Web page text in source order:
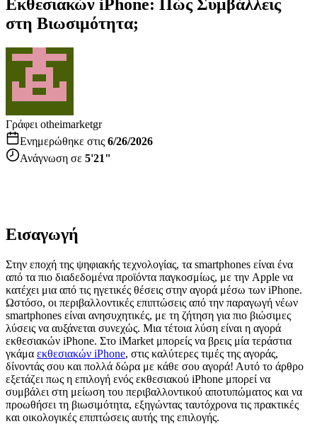
Εκθεσιακών iPhone: Πώς Συμβάλλεις
στη Βιωσιμότητα;
Γράφει οtheimarketgr
Ενημερώθηκε στις 6/26/2026
Ανάγνωση σε 5'21"
Εισαγωγή
Στην εποχή της ψηφιακής τεχνολογίας, τα smartphones είναι ένα
από τα πιο διαδεδομένα προϊόντα παγκοσμίως, με την Apple να
κατέχει μια από τις ηγετικές θέσεις στην αγορά μέσω των iPhone.
Ωστόσο, οι περιβαλλοντικές επιπτώσεις από την παραγωγή νέων
smartphones είναι ανησυχητικές, με τη ζήτηση για πιο βιώσιμες
λύσεις να αυξάνεται συνεχώς. Μια τέτοια λύση είναι η αγορά
εκθεσιακών iPhone. Στο iMarket μπορείς να βρεις μία τεράστια
γκάμα εκθεσιακών iPhone, στις καλύτερες τιμές της αγοράς,
δίνοντάς σου και πολλά δώρα με κάθε σου αγορά! Αυτό το άρθρο
εξετάζει πως η επιλογή ενός εκθεσιακού iPhone μπορεί να
συμβάλει στη μείωση του περιβαλλοντικού αποτυπώματος και να
προωθήσει τη βιωσιμότητα, εξηγώντας ταυτόχρονα τις πρακτικές
και οικολογικές επιπτώσεις αυτής της επιλογής.